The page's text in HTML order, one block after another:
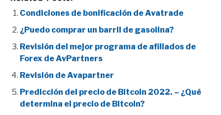
Condiciones de bonificación de Avatrade
¿Puedo comprar un barril de gasolina?
Revisión del mejor programa de afiliados de
Forex de AvPartners
Revisión de Avapartner
Predicción del precio de Bitcoin 2022. – ¿Qué
determina el precio de Bitcoin?